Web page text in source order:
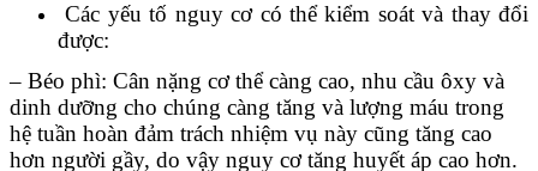
Các yếu tố nguy cơ có thể kiểm soát và thay đổi
được:
– Béo phì: Cân nặng cơ thể càng cao, nhu cầu ôxy và
dinh dưỡng cho chúng càng tăng và lượng máu trong
hệ tuần hoàn đảm trách nhiệm vụ này cũng tăng cao
hơn người gầy, do vậy nguy cơ tăng huyết áp cao hơn.